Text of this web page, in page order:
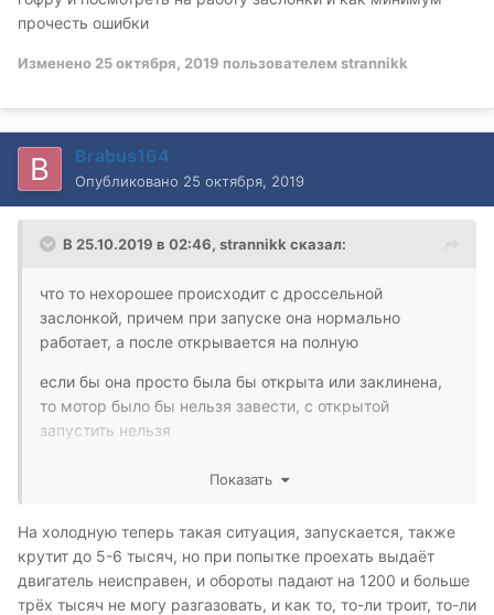
прочесть ошибки
Изменено 25 октября, 2019 пользователем strannikk
Brabus164
Опубликовано 25 октября, 2019
В 25.10.2019 в 02:46, strannikk сказал:
что то нехорошее происходит с дроссельной
заслонкой, причем при запуске она нормально
работает, а после открывается на полную
если бы она просто была бы открыта или заклинена,
то мотор было бы нельзя завести, с открытой
запустить нельзя
проблема или в заслонке или в педали, надо снять
Показать
На холодную теперь такая ситуация, запускается, также
крутит до 5-6 тысяч, но при попытке проехать выдаёт
двигатель неисправен, и обороты падают на 1200 и больше
трёх тысяч не могу разгазовать, и как то, то-ли троит, то-ли